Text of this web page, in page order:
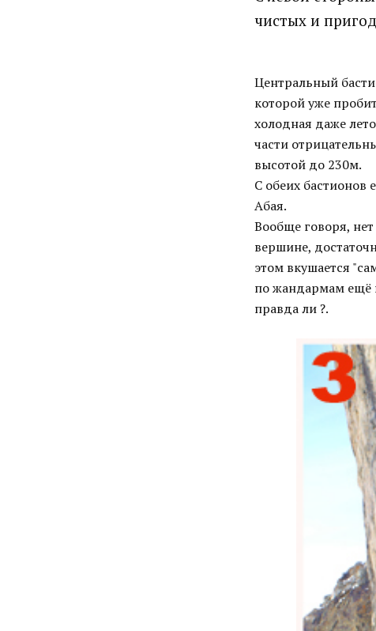
чистых и
Центральный
которой уже
холодная даже
части
высотой до 230м.
С обеих бастионов
Абая.
Вообще говоря,
вершине,
этом вкушается
по жандармам ещё
правда ли ?.